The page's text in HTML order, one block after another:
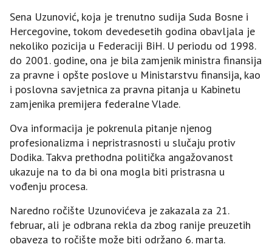
Sena Uzunović, koja je trenutno sudija Suda Bosne i
Hercegovine, tokom devedesetih godina obavljala je
nekoliko pozicija u Federaciji BiH. U periodu od 1998.
do 2001. godine, ona je bila zamjenik ministra finansija
za pravne i opšte poslove u Ministarstvu finansija, kao
i poslovna savjetnica za pravna pitanja u Kabinetu
zamjenika premijera federalne Vlade.
Ova informacija je pokrenula pitanje njenog
profesionalizma i nepristrasnosti u slučaju protiv
Dodika. Takva prethodna politička angažovanost
ukazuje na to da bi ona mogla biti pristrasna u
vođenju procesa.
Naredno ročište Uzunovićeva je zakazala za 21.
februar, ali je odbrana rekla da zbog ranije preuzetih
obaveza to ročište može biti održano 6. marta.